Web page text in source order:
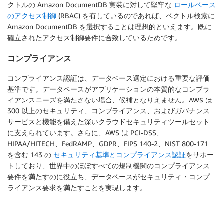
クトルの Amazon DocumentDB 実装に対して堅牢な ロールベース
のアクセス制御 (RBAC) を有しているのであれば、ベクトル検索に
Amazon DocumentDB を選択することは理想的といえます。既に
確立されたアクセス制御要件に合致しているためです。
コンプライアンス
コンプライアンス認証は、データベース選定における重要な評価
基準です。データベースがアプリケーションの本質的なコンプラ
イアンスニーズを満たさない場合、候補となりえません。AWS は
300 以上のセキュリティ、コンプライアンス、およびガバナンス
サービスと機能を備えた深いクラウドセキュリティツールセット
に支えられています。さらに、AWS は PCI-DSS、
HIPAA/HITECH、FedRAMP、GDPR、FIPS 140-2、NIST 800-171
を含む 143 の セキュリティ基準とコンプライアンス認証をサポー
トしており、世界中のほぼすべての規制機関のコンプライアンス
要件を満たすのに役立ち、データベースがセキュリティ・コンプ
ライアンス要求を満たすことを実現します。